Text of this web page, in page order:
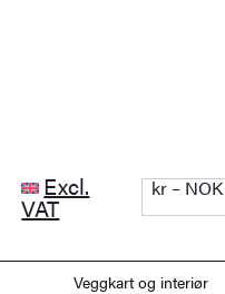
Excl.
VAT
kr – NOK
Veggkart og interiør